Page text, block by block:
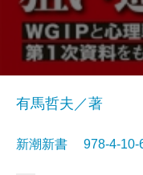
有馬哲夫／著
新潮新書 978-4-